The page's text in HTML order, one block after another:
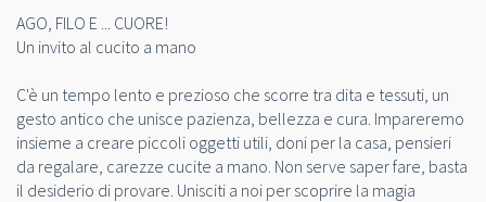
AGO, FILO E ... CUORE!
Un invito al cucito a mano
C'è un tempo lento e prezioso che scorre tra dita e tessuti, un
gesto antico che unisce pazienza, bellezza e cura. Impareremo
insieme a creare piccoli oggetti utili, doni per la casa, pensieri
da regalare, carezze cucite a mano. Non serve saper fare, basta
il desiderio di provare. Unisciti a noi per scoprire la magia